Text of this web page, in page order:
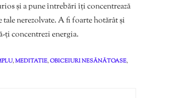
și a pune întrebări îți concentrează
nerezolvate. A fi foarte hotărât și
ți concentrezi energia.
,MEDITATIE,OBICEIURI NESĂNĂTOASE,